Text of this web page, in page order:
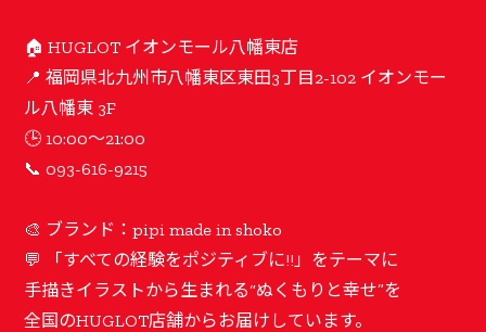
🏠 HUGLOT イオンモール八幡東店
📍 福岡県北九州市八幡東区東田3丁目2-102 イオンモー
ル八幡東 3F
🕒 10:00〜21:00
📞 093-616-9215
🎨 ブランド：pipi made in shoko
💬 「すべての経験をポジティブに!!」をテーマに
手描きイラストから生まれる“ぬくもりと幸せ”を
全国のHUGLOT店舗からお届けしています。